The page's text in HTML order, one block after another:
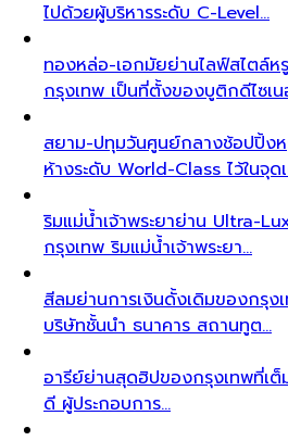
ไปด้วยผู้บริหารระดับ C-Level…
ทองหล่อ-เอกมัยย่านไลฟ์สไตล์
กรุงเทพ เป็นที่ตั้งของบูติกดีไซเน
สยาม-ปทุมวันศูนย์กลางช้อปปิ้งห
ห้างระดับ World-Class ไว้ในจุด
ริมแม่น้ำเจ้าพระยาย่าน Ultra-
กรุงเทพ ริมแม่น้ำเจ้าพระยา…
สีลมย่านการเงินดั้งเดิมของกรุง
บริษัทชั้นนำ ธนาคาร สถานทูต…
อารีย์ย่านสุดฮิปของกรุงเทพที่เ
ดี ผู้ประกอบการ…